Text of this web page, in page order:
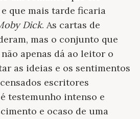
que mais tarde ficaria
Dick. As cartas de
mas o conjunto que
apenas dá ao leitor o
as ideias e os sentimentos
escritores
testemunho intenso e
e ocaso de uma